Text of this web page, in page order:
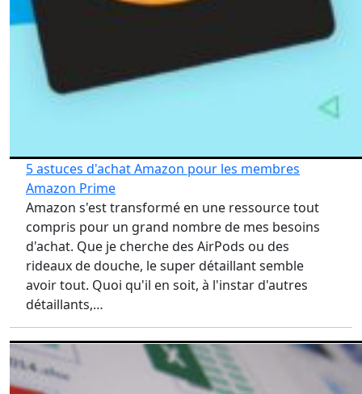
5 astuces d'achat Amazon pour les membres
Amazon Prime
Amazon s'est transformé en une ressource tout
compris pour un grand nombre de mes besoins
d'achat. Que je cherche des AirPods ou des
rideaux de douche, le super détaillant semble
avoir tout. Quoi qu'il en soit, à l'instar d'autres
détaillants,…